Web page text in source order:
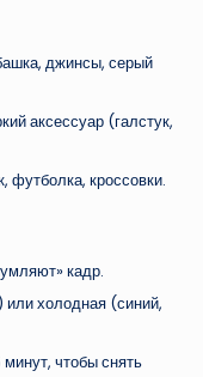
джинсы, серый
аксессуар (галстук,
кроссовки.
кадр.
холодная (синий,
чтобы снять